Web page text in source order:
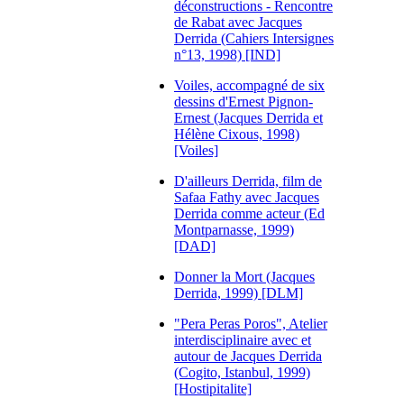
déconstructions - Rencontre
de Rabat avec Jacques
Derrida (Cahiers Intersignes
n°13, 1998) [IND]
Voiles, accompagné de six
dessins d'Ernest Pignon-
Ernest (Jacques Derrida et
Hélène Cixous, 1998)
[Voiles]
D'ailleurs Derrida, film de
Safaa Fathy avec Jacques
Derrida comme acteur (Ed
Montparnasse, 1999)
[DAD]
Donner la Mort (Jacques
Derrida, 1999) [DLM]
"Pera Peras Poros", Atelier
interdisciplinaire avec et
autour de Jacques Derrida
(Cogito, Istanbul, 1999)
[Hostipitalite]